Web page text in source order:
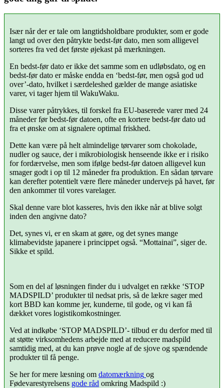
Især når der er tale om langtidsholdbare produkter, som er gode
langt ud over den påtrykte bedst-før dato, men som alligevel
sorteres fra ved det første øjekast på mærkningen.
En bedst-før dato er ikke det samme som en udløbsdato, og en
bedst-før dato er måske endda en ‘bedst-før, men også god ud
over’-dato, hvilket i særdeleshed gælder de mange asiatiske
varer, vi tager hjem til WakuWaku.
Disse varer påtrykkes, til forskel fra EU-baserede varer med 24
måneder før bedst-før datoen, ofte en kortere bedst-før dato ud
fra et ønske om at signalere optimal friskhed.
Dette kan være på helt almindelige tørvarer som chokolade,
nudler og sauce, der i mikrobiologisk henseende ikke er i risiko
for fordærvelse, men som ifølge bedst-før datoen alligevel kun
smager godt i op til 12 måneder fra produktion. En sådan tørvare
kan derefter potentielt være flere måneder undervejs på havet, før
den ankommer til vores varelager.
Skal denne vare blot kasseres, hvis den ikke når at blive solgt
inden den angivne dato?
Det, synes vi, er en skam at gøre, og det synes mange
klimabevidste japanere i princippet også. “Mottainai”, siger de.
Sikke et spild.
Som en del af løsningen finder du i udvalget en række ‘STOP
MADSPILD’ produkter til nedsat pris, så de lækre sager med
kort BBD kan komme jer, kunderne, til gode, og vi kan få
dækket vores logistikomkostninger.
Ved at indkøbe ‘STOP MADSPILD’- tilbud er du derfor med til
at støtte virksomhedens arbejde med at reducere madspild
samtidig med, at du kan prøve nogle af de sjove og spændende
produkter til få penge.
Se her for mere læsning om datomærkning og
Fødevarestyrelsens gode råd omkring Madspild :)